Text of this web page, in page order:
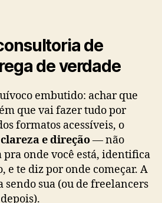
de
de verdade
embutido: achar que
que vai fazer tudo por
formatos acessíveis, o
clareza e direção— não
pra onde você está, identifica
e te diz por onde começar. A
sendo sua (ou de freelancers